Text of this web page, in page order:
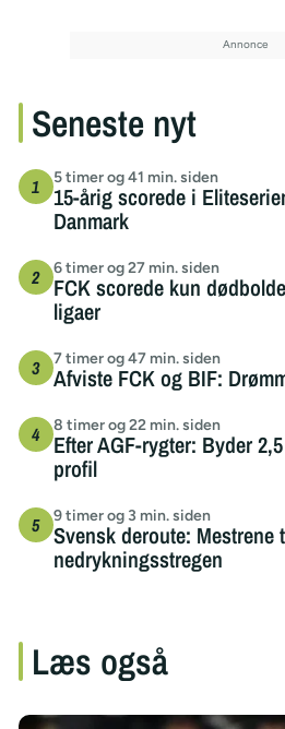
Seneste nyt
5 timer og 41 min. siden
15-årig scorede i
Danmark
6 timer og 27 min. siden
FCK scorede kun
ligaer
7 timer og 47 min. siden
Afviste FCK og BIF:
8 timer og 22 min. siden
Efter AGF-rygter: Byder
profil
9 timer og 3 min. siden
Svensk deroute:
nedrykningsstregen